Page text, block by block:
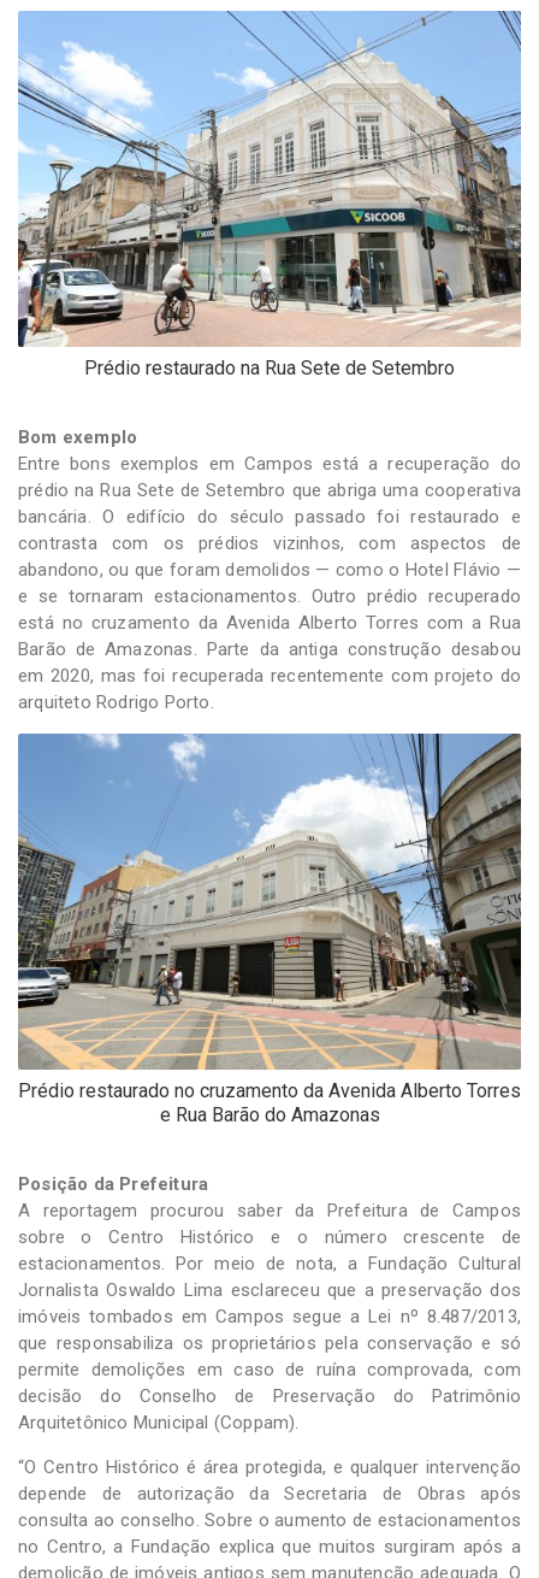
Prédio restaurado na Rua Sete de Setembro
Bom exemplo
Entre bons exemplos em Campos está a recuperação do
prédio na Rua Sete de Setembro que abriga uma cooperativa
bancária. O edifício do século passado foi restaurado e
contrasta com os prédios vizinhos, com aspectos de
abandono, ou que foram demolidos — como o Hotel Flávio —
e se tornaram estacionamentos. Outro prédio recuperado
está no cruzamento da Avenida Alberto Torres com a Rua
Barão de Amazonas. Parte da antiga construção desabou
em 2020, mas foi recuperada recentemente com projeto do
arquiteto Rodrigo Porto.
Prédio restaurado no cruzamento da Avenida Alberto Torres
e Rua Barão do Amazonas
Posição da Prefeitura
A reportagem procurou saber da Prefeitura de Campos
sobre o Centro Histórico e o número crescente de
estacionamentos. Por meio de nota, a Fundação Cultural
Jornalista Oswaldo Lima esclareceu que a preservação dos
imóveis tombados em Campos segue a Lei nº 8.487/2013,
que responsabiliza os proprietários pela conservação e só
permite demolições em caso de ruína comprovada, com
decisão do Conselho de Preservação do Patrimônio
Arquitetônico Municipal (Coppam).
“O Centro Histórico é área protegida, e qualquer intervenção
depende de autorização da Secretaria de Obras após
consulta ao conselho. Sobre o aumento de estacionamentos
no Centro, a Fundação explica que muitos surgiram após a
demolição de imóveis antigos sem manutenção adequada. O